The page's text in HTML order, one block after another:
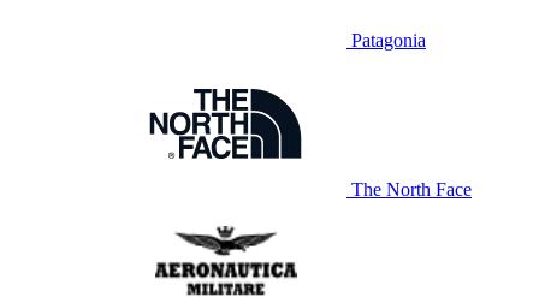
Patagonia
The North Face